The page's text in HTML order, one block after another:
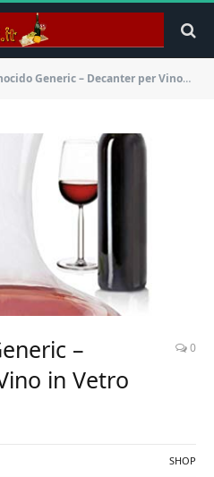
Generic – Decanter per Vino in Vetro 1.5 L
–
in Vetro
0
SHOP